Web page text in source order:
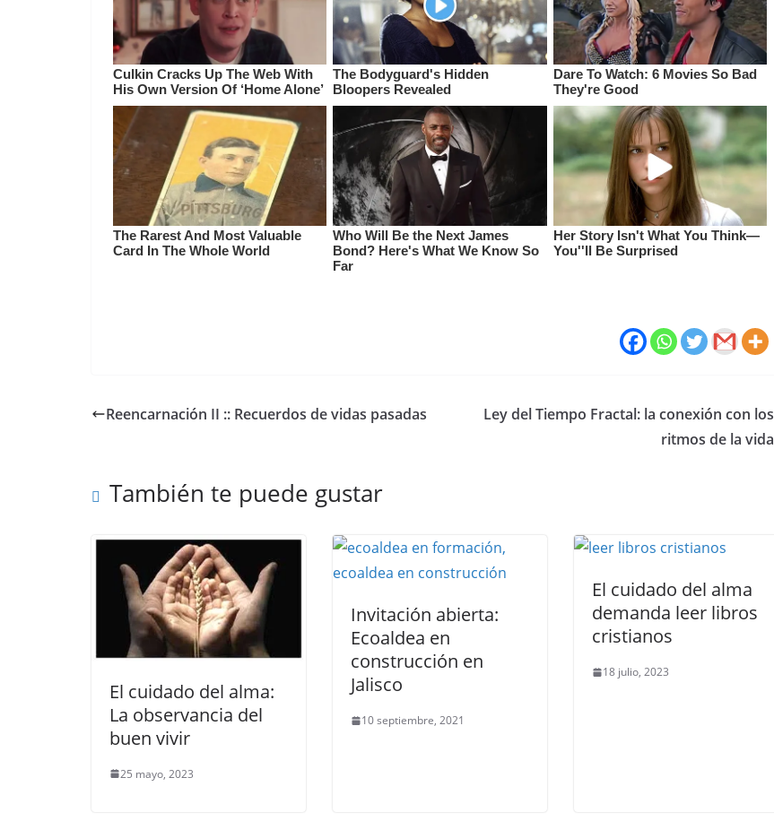
Reencarnación II :: Recuerdos de vidas pasadas
Ley del Tiempo Fractal: la conexión con los
ritmos de la vida
También te puede gustar
El cuidado del alma:
La observancia del
buen vivir
25 mayo, 2023
Invitación abierta:
Ecoaldea en
construcción en
Jalisco
10 septiembre, 2021
El cuidado del alma
demanda leer libros
cristianos
18 julio, 2023